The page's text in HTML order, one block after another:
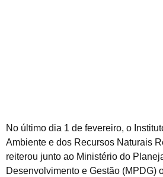
No último dia 1 de fevereiro, o
Ambiente e dos Recursos Naturais
reiterou junto ao Ministério do
Desenvolvimento e Gestão (MPDG)